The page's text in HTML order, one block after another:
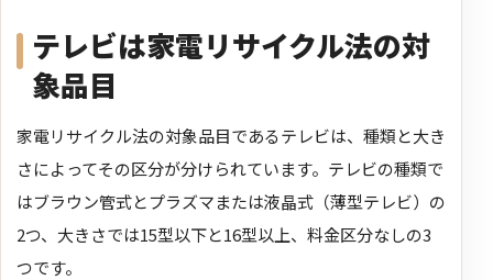
テレビは家電リサイクル法の対
象品目
家電リサイクル法の対象品目であるテレビは、種類と大き
さによってその区分が分けられています。テレビの種類で
はブラウン管式とプラズマまたは液晶式（薄型テレビ）の
2つ、大きさでは15型以下と16型以上、料金区分なしの3
つです。